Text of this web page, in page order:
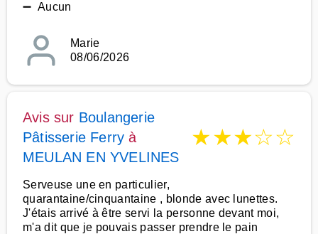
➖ Aucun
Marie
08/06/2026
Avis sur Boulangerie
Pâtisserie Ferry à
MEULAN EN YVELINES
★★★☆☆
Serveuse une en particulier,
quarantaine/cinquantaine , blonde avec lunettes.
J'étais arrivé à être servi la personne devant moi,
m'a dit que je pouvais passer prendre le pain